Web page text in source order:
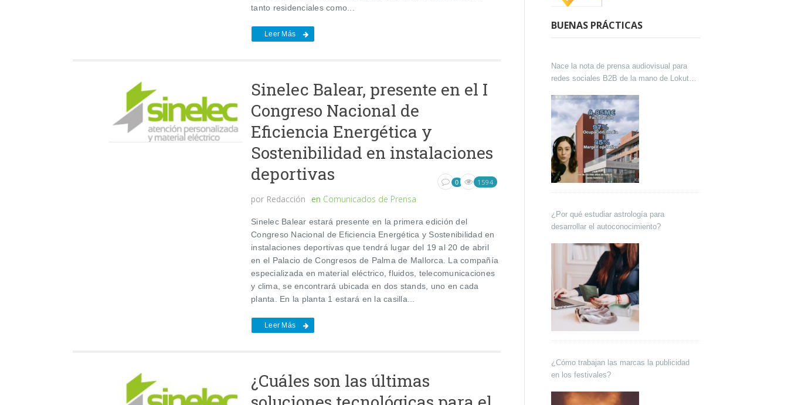
tanto residenciales como...
Leer Más
Sinelec Balear, presente en el I
Congreso Nacional de
Eficiencia Energética y
Sostenibilidad en instalaciones
deportivas
por Redacción en Comunicados de Prensa
0 1594
Sinelec Balear estará presente en la primera edición del
Congreso Nacional de Eficiencia Energética y Sostenibilidad en
instalaciones deportivas que tendrá lugar del 19 al 20 de abril
en el Palacio de Congresos de Palma de Mallorca. La compañía
especializada en material eléctrico, fluidos, telecomunicaciones
y clima, se encontrará ubicada en dos stands, uno en cada
planta. En la planta 1 estará en la casilla...
Leer Más
¿Cuáles son las últimas
BUENAS PRÁCTICAS
Nace la nota de prensa audiovisual para
redes sociales B2B de la mano de Lokutor
¿Por qué estudiar astrología para
desarrollar el autoconocimiento?
¿Cómo trabajan las marcas la publicidad
en los festivales?